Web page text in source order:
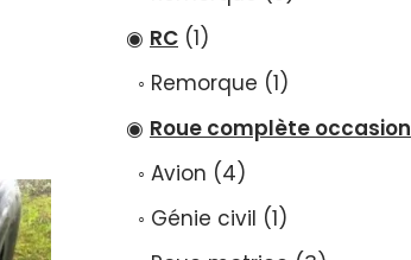
RC 1
Remorque 1
Roue complète occasion
Avion
4
Génie civil 1